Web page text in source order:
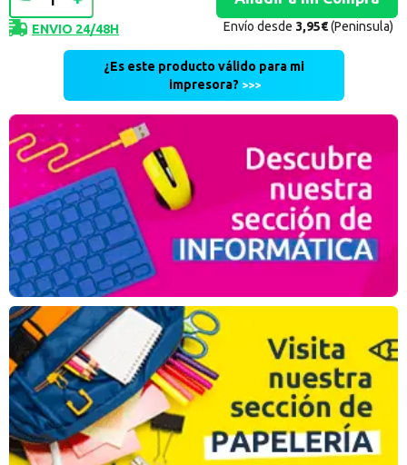
ENVIO 24/48H Envío desde 3,95€(Peninsula)
¿Es este producto válido para mi
impresora? >>>